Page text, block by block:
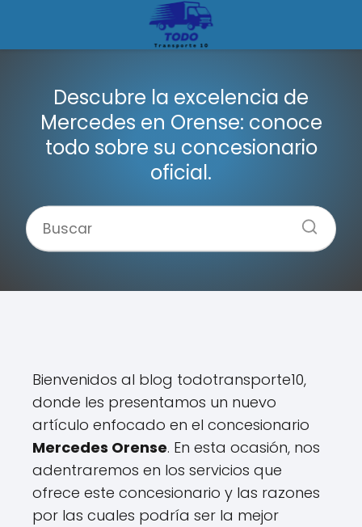
Descubre la excelencia de
Mercedes en Orense: conoce
todo sobre su concesionario
oficial.
Bienvenidos al blog todotransporte10,
donde les presentamos un nuevo
artículo enfocado en el concesionario
Mercedes Orense. En esta ocasión, nos
adentraremos en los servicios que
ofrece este concesionario y las razones
por las cuales podría ser la mejor